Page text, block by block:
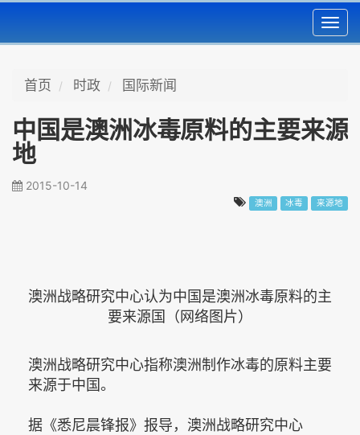
首页 时政 国际新闻
中国是澳洲冰毒原料的主要来源
地
2015-10-14
澳洲 冰毒 来源地
澳洲战略研究中心认为中国是澳洲冰毒原料的主
要来源国（网络图片）
澳洲战略研究中心指称澳洲制作冰毒的原料主要
来源于中国。
据《悉尼晨锋报》报导，澳洲战略研究中心